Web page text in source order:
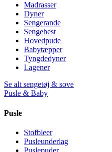
Madrasser
Dyner
Sengerande
Sengehest
Hovedpude
Babytæpper
Tyngdedyner
Lagener
Se alt sengetøj & sove
Pusle & Baby
Pusle
Stofbleer
Pusleunderlag
Puslepuder